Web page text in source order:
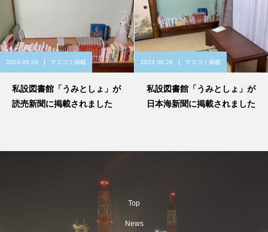
2024.06.29 マスコミ掲載
私設図書館「うみとしょ」が
読売新聞に掲載されました
2024.06.26 マスコミ掲載
私設図書館「うみとしょ」が
日本海新聞に掲載されました
Top
News